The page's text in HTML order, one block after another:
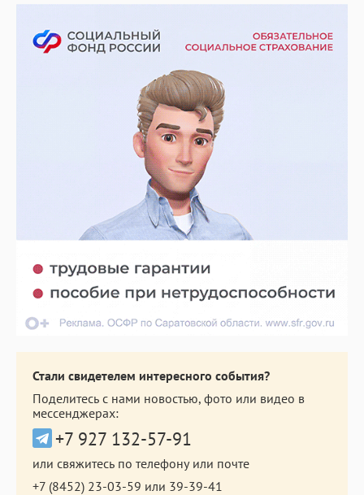
Стали свидетелем интересного события?
Поделитесь с нами новостью, фото или видео в
мессенджерах:
+7 927 132-57-91
или свяжитесь по телефону или почте
+7 (8452) 23-03-59 или 39-39-41